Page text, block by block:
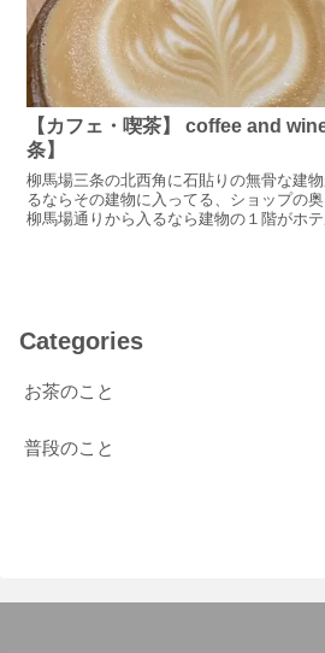
【カフェ・喫茶】 coffee and
条】
柳馬場三条の北西角に石貼りの無骨な建
るならその建物に入ってる、ショップの
柳馬場通りから入るなら建物の１階がホ
Categories
お茶のこと
普段のこと